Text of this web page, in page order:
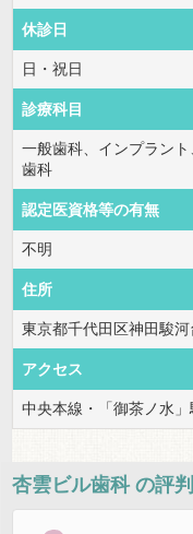
休診日
日・祝日
診療科目
一般歯科、インプラン
歯科
認定医資格等の有無
不明
住所
東京都千代田区神田駿
アクセス
中央本線・「御茶ノ水
杏雲ビル歯科 の評